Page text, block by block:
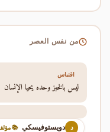
من نفس العصر
اقتباس
ليس بالخبز وحده يحيا الإنسان
د دويستوفيسكي 📚